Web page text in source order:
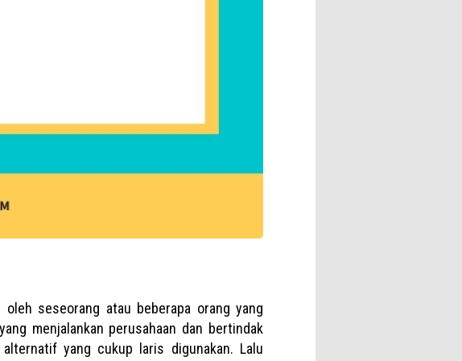
seseorang atau beberapa orang yang
menjalankan perusahaan dan bertindak
yang cukup laris digunakan. Lalu